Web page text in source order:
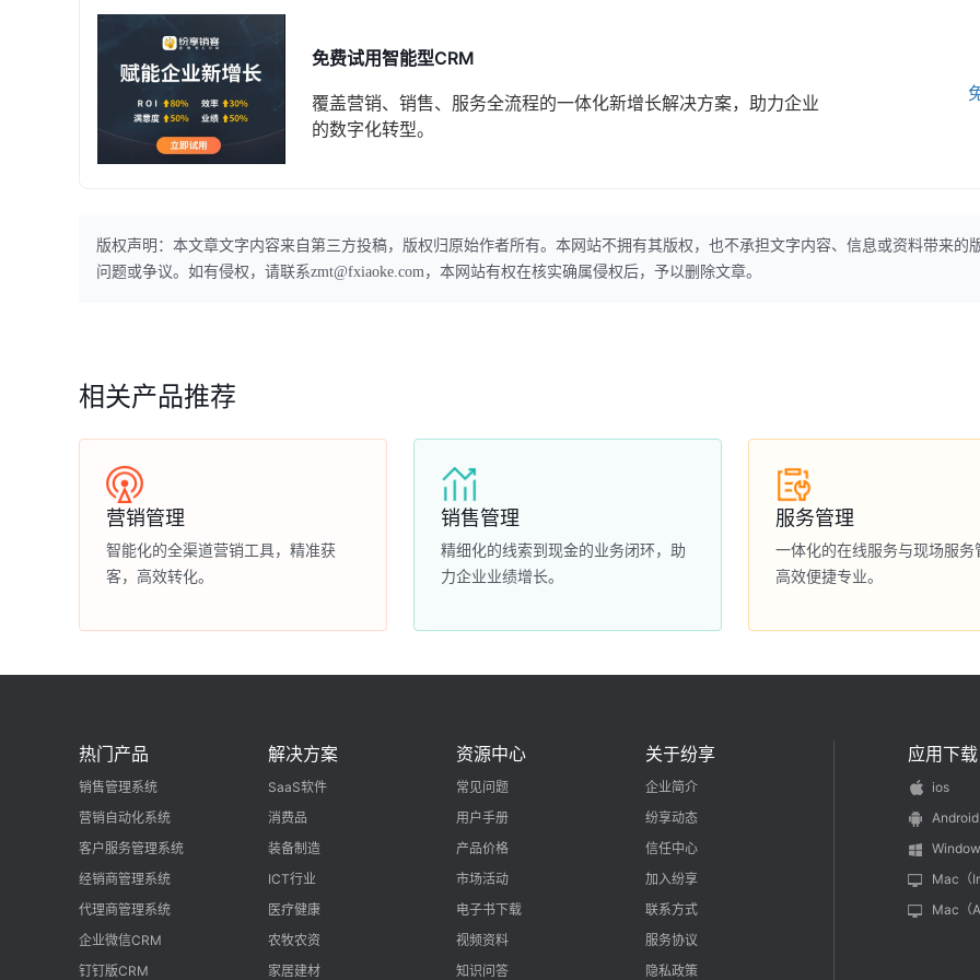
免费试用智能型CRM
覆盖营销、销售、服务全流程的一体化新增长解决方案，助力企业
的数字化转型。
版权声明：本文章文字内容来自第三方投稿，版权归原始作者所有。本网站不拥有其版权，也不承担文字内容、信息或资料带来的
问题或争议。如有侵权，请联系zmt@fxiaoke.com，本网站有权在核实确属侵权后，予以删除文章。
相关产品推荐
营销管理
智能化的全渠道营销工具，精准获
客，高效转化。
销售管理
精细化的线索到现金的业务闭环，助
力企业业绩增长。
服务管理
一体化的在线服务与现场服务
高效便捷专业。
热门产品
销售管理系统
营销自动化系统
客户服务管理系统
经销商管理系统
代理商管理系统
企业微信CRM
钉钉版CRM
解决方案
SaaS软件
消费品
装备制造
ICT行业
医疗健康
农牧农资
家居建材
资源中心
常见问题
用户手册
产品价格
市场活动
电子书下载
视频资料
知识问答
关于纷享
企业简介
纷享动态
信任中心
加入纷享
联系方式
服务协议
隐私政策
应用下载
ios
Android
Mac（
Mac（